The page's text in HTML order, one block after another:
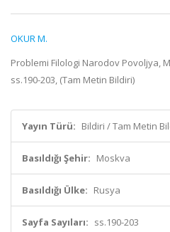
OKUR M.
Problemi Filologi Narodov Povoljya,
ss.190-203, (Tam Metin Bildiri)
Yayın Türü: Bildiri / Tam Metin
Basıldığı Şehir: Moskva
Basıldığı Ülke: Rusya
Sayfa Sayıları: ss.190-203